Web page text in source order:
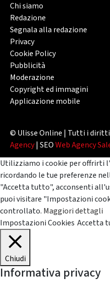
Chi siamo
Redazione
Segnala alla redazione
Privacy
Cookie Policy
Pubblicità
Moderazione
Copyright ed immagini
Applicazione mobile
© Ulisse Online | Tutti i
Agency| SEOWeb Agency
Utilizziamo i cookie per offrirti
ricordando le tue preferenze
"Accetta tutto", acconsenti
puoi visitare "Impostazioni
controllato. Maggiori dettagli
Impostazioni Cookies Accetta
Chiudi
Informativa privacy